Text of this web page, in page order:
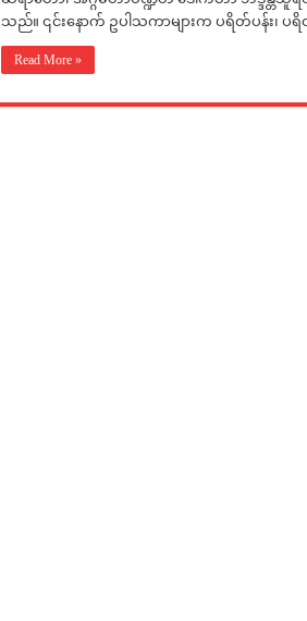
သည်။ ၎င်းနောက် ဥပါသကာများက ပရိတ်ပန်း၊ ပ
Read More »